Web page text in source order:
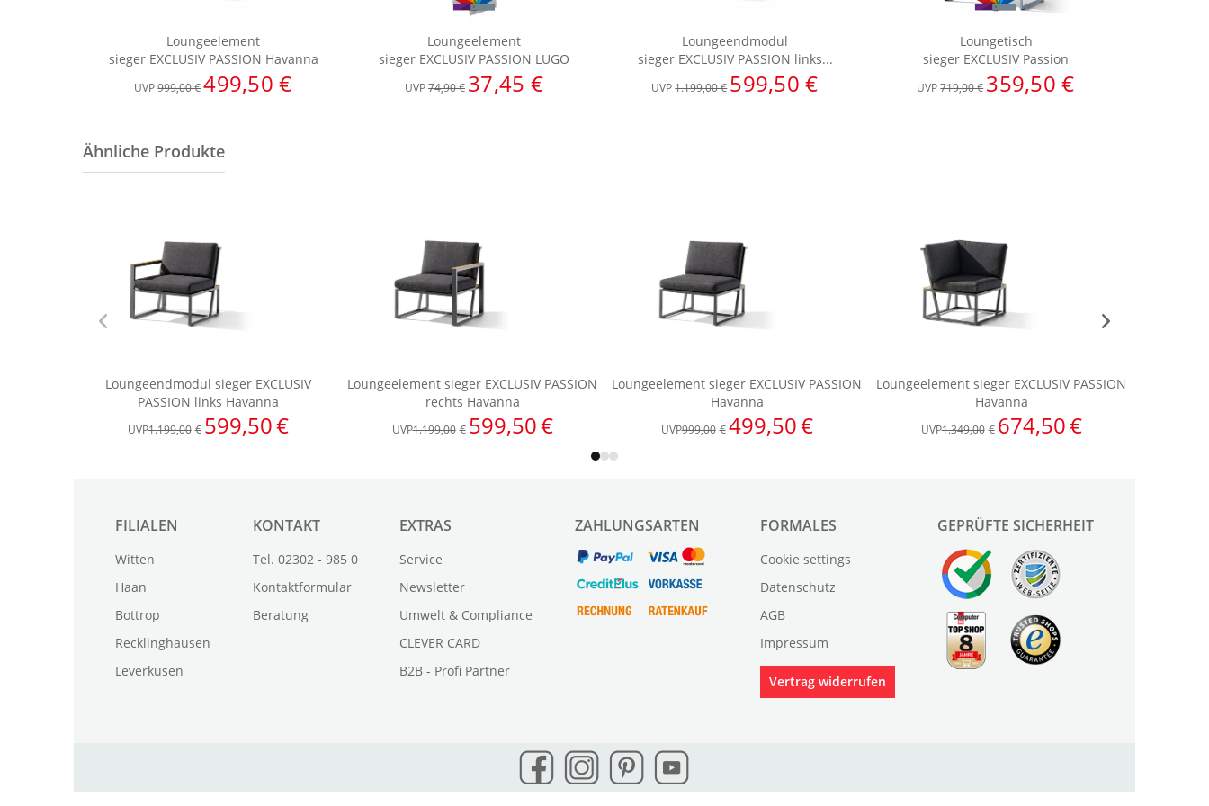
Loungeelement
sieger EXCLUSIV PASSION Havanna
UVP999,00 €499,50 €
Loungeelement
sieger EXCLUSIV PASSION LUGO
UVP74,90 € 37,45 €
Loungeendmodul
sieger EXCLUSIV PASSION links...
UVP1.199,00 € 599,50 €
Loungetisch
sieger EXCLUSIV Passion
UVP719,00 € 359,50 €
FILIALEN
Witten
Haan
Bottrop
Recklinghausen
Leverkusen
KONTAKT
Tel. 02302 - 985 0
Kontaktformular
Beratung
EXTRAS
Service
Newsletter
Umwelt & Compliance
CLEVER CARD
B2B - Profi Partner
ZAHLUNGSARTEN FORMALES
Cookie settings
Datenschutz
AGB
Impressum
Vertrag widerrufen
GEPRÜFTE SICHERHEIT